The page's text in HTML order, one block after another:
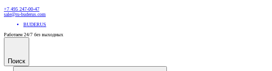
+7 495 247-00-47
sale@ru-buderus.com
BUDERUS
Работаем 24/7 без выходных
Поиск